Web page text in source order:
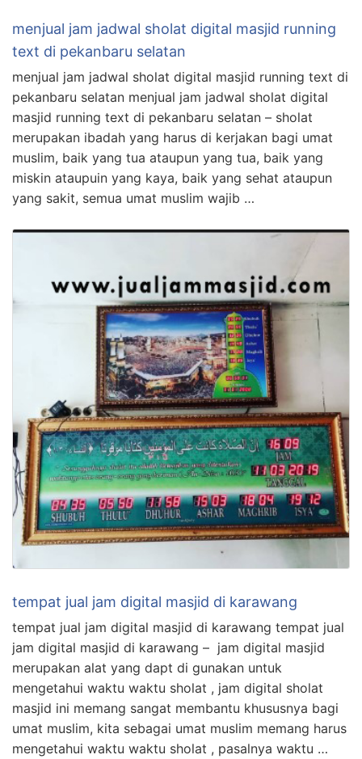
menjual jam jadwal sholat digital masjid running
text di pekanbaru selatan
menjual jam jadwal sholat digital masjid running text di
pekanbaru selatan menjual jam jadwal sholat digital
masjid running text di pekanbaru selatan – sholat
merupakan ibadah yang harus di kerjakan bagi umat
muslim, baik yang tua ataupun yang tua, baik yang
miskin ataupuin yang kaya, baik yang sehat ataupun
yang sakit, semua umat muslim wajib …
tempat jual jam digital masjid di karawang
tempat jual jam digital masjid di karawang tempat jual
jam digital masjid di karawang – jam digital masjid
merupakan alat yang dapt di gunakan untuk
mengetahui waktu waktu sholat , jam digital sholat
masjid ini memang sangat membantu khususnya bagi
umat muslim, kita sebagai umat muslim memang harus
mengetahui waktu waktu sholat , pasalnya waktu …